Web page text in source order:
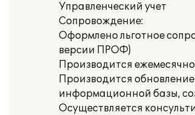
Управленческий учет
Сопровождение:
Оформлено льготное
версии ПРОФ)
Производится
Производится
информационной базы,
Осуществляется